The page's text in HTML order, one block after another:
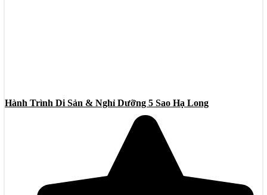
Hành Trình Di Sản & Nghỉ Dưỡng 5 Sao Hạ Long